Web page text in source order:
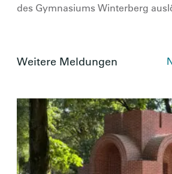
des Gymnasiums Winterberg
Weitere Meldungen